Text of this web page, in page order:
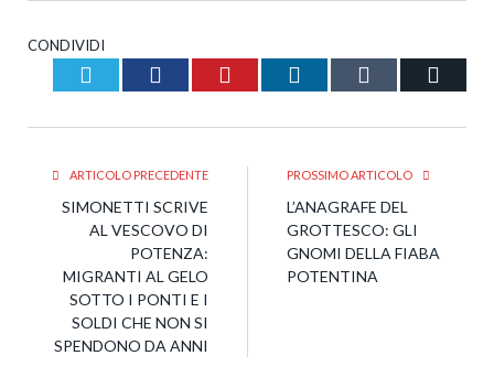
CONDIVIDI
Twitter Facebook Pinterest LinkedIn Tumblr
ARTICOLO PRECEDENTE
SIMONETTI SCRIVE
AL VESCOVO DI
POTENZA:
MIGRANTI AL GELO
SOTTO I PONTI E I
SOLDI CHE NON SI
SPENDONO DA ANNI
PROSSIMO ARTICOLO
L’ANAGRAFE DEL
GROTTESCO: GLI
GNOMI DELLA FIABA
POTENTINA